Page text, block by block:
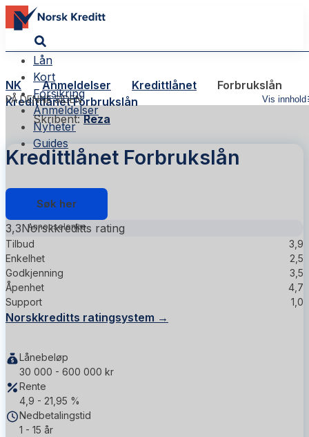
Lån
Kort
Forsikring
Anmeldelser
Nyheter
Guides
NK Anmeldelser Kredittlånet Forbrukslån
PÅ DENNE SIDEN Vis innhold
Kredittlånet Forbrukslån
Skribent:Reza
Kredittlånet Forbrukslån
Søk her
3,3Norskkreditts rating
Tilbud
3,9
Enkelhet
2,5
Godkjenning
3,5
Åpenhet
4,7
Support
1,0
Norskkreditts ratingsystem →
Lånebeløp
30 000 - 600 000 kr
Rente
4,9 - 21,95 %
Nedbetalingstid
1 - 15 år